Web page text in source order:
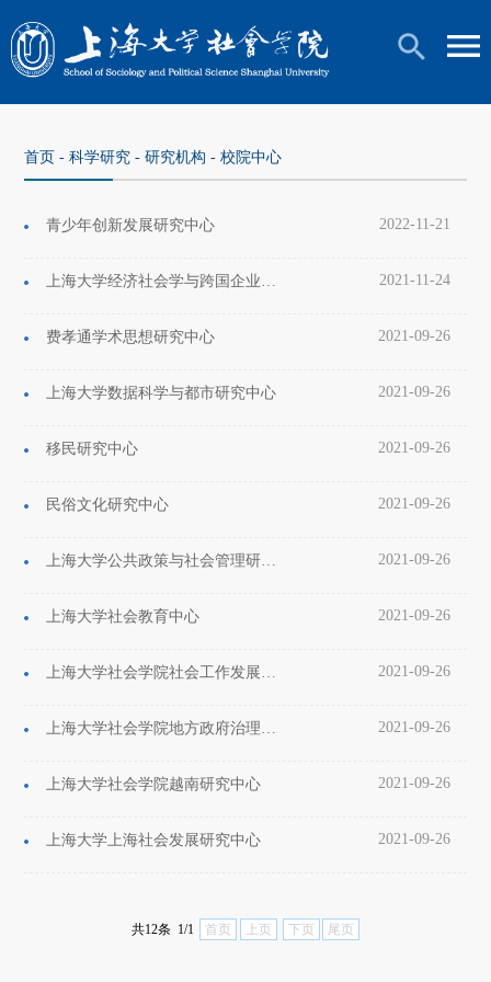
首页 -科学研究 -研究机构 -校院中心
青少年创新发展研究中心 2022-11-21
上海大学经济社会学与跨国企业研究中心 2021-11-24
费孝通学术思想研究中心 2021-09-26
上海大学数据科学与都市研究中心 2021-09-26
移民研究中心 2021-09-26
民俗文化研究中心 2021-09-26
上海大学公共政策与社会管理研究中心 2021-09-26
上海大学社会教育中心 2021-09-26
上海大学社会学院社会工作发展研究中心 2021-09-26
上海大学社会学院地方政府治理与社会政策研究中心 2021-09-26
上海大学社会学院越南研究中心 2021-09-26
上海大学上海社会发展研究中心 2021-09-26
共12条 1/1 首页 上页 下页 尾页